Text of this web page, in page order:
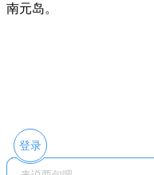
南元岛。
登录